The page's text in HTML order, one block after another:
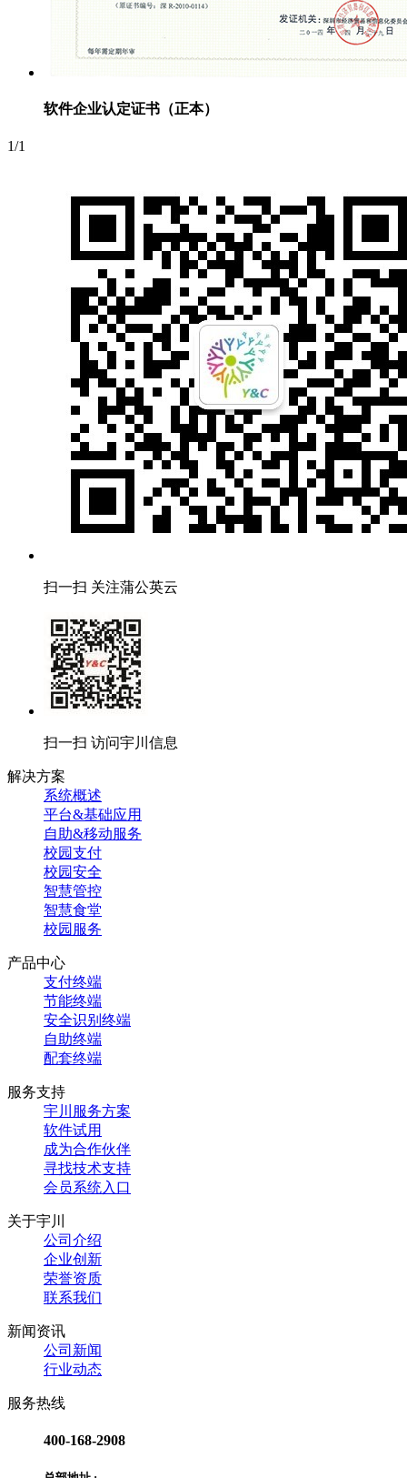
软件企业认定证书（正本）
1/1
扫一扫 关注蒲公英云
扫一扫 访问宇川信息
解决方案
系统概述
平台&基础应用
自助&移动服务
校园支付
校园安全
智慧管控
智慧食堂
校园服务
产品中心
支付终端
节能终端
安全识别终端
自助终端
配套终端
服务支持
宇川服务方案
软件试用
成为合作伙伴
寻找技术支持
会员系统入口
关于宇川
公司介绍
企业创新
荣誉资质
联系我们
新闻资讯
公司新闻
行业动态
服务热线
400-168-2908